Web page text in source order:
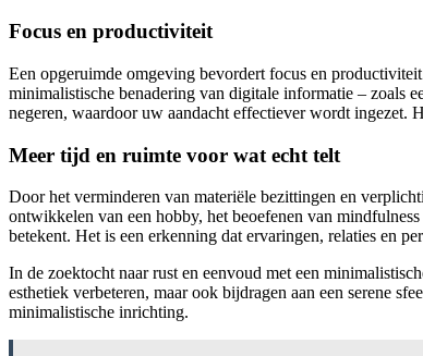
Focus en productiviteit
Een opgeruimde omgeving bevordert focus en
minimalistische benadering van digitale informatie – zoals
negeren, waardoor uw aandacht effectiever wordt ingezet.
Meer tijd en ruimte voor wat echt telt
Door het verminderen van materiële bezittingen en
ontwikkelen van een hobby, het beoefenen van
betekent. Het is een erkenning dat ervaringen, relaties en
In de zoektocht naar rust en eenvoud met een
esthetiek verbeteren, maar ook bijdragen aan een serene
minimalistische inrichting.